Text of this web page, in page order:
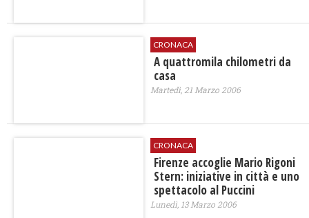
CRONACA
A quattromila chilometri da
casa
Martedì, 21 Marzo 2006
CRONACA
Firenze accoglie Mario Rigoni
Stern: iniziative in città e uno
spettacolo al Puccini
Lunedì, 13 Marzo 2006